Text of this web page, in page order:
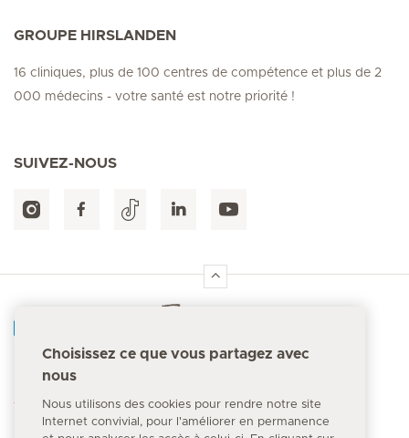
GROUPE HIRSLANDEN
16 cliniques, plus de 100 centres de compétence et plus de 2
000 médecins - votre santé est notre priorité !
SUIVEZ-NOUS
Numéro d'urgence
144
Choisissez ce que vous partagez avec
nous
Nous utilisons des cookies pour rendre notre site
Internet convivial, pour l'améliorer en permanence